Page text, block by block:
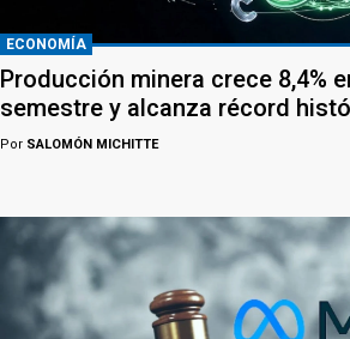
ECONOMÍA
Producción minera crece 8,4%
semestre y alcanza récord
Por SALOMÓN MICHITTE